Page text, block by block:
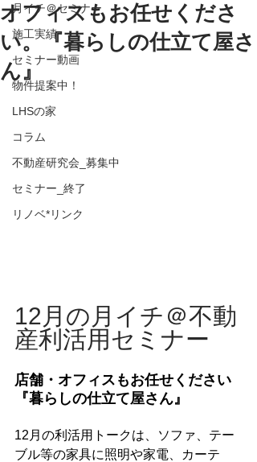
月イチ＠セミナー
施工実績
セミナー動画
物件提案中！
LHSの家
コラム
不動産研究会_募集中
セミナー_終了
リノベ*リンク
オフィスもお任せくださ
い。『暮らしの仕立て屋さ
ん』
12月の月イチ＠不動
産利活用セミナー
店舗・オフィスもお任せください
『暮らしの仕立て屋さん』
12月の利活用トークは、ソファ、テー
ブル等の家具に照明や家電、カーテ